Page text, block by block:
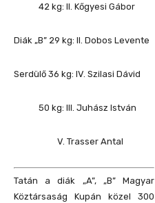
42 kg: II. Kőgyesi Gábor
Diák „B” 29 kg: II. Dobos Levente
Serdülő 36 kg: IV. Szilasi Dávid
50 kg: III. Juhász István
V. Trasser Antal
Tatán a diák „A”, „B” Magyar
Köztársaság Kupán közel 300